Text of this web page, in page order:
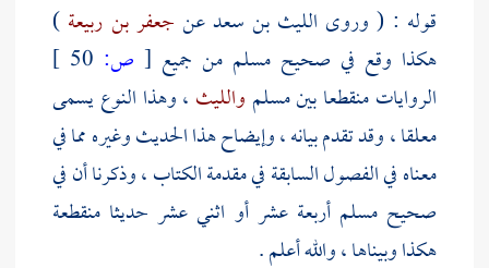
قوله : ( وروى الليث بن سعدعن جعفر بن ربيعة )
هكذا وقع في صحيحمسلم من جميع [ ص:
الروايات منقطعا بينمسلم والليث ، وهذا النوع يسمى
معلقا ، وقد تقدم بيانه ، وإيضاح هذا الحديث وغيره مما في
معناه في الفصول السابقة في مقدمة الكتاب ، وذكرنا أن في
صحيحمسلمأربعة عشر أو اثني عشر حديثا منقطعة
هكذا وبيناها ، والله أعلم .